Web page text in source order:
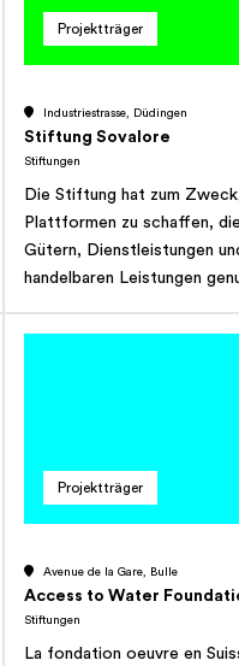
Projektträger
Industriestrasse, Düdingen
Stiftung Sovalore
Stiftungen
Die Stiftung hat zum
Plattformen zu schaffen,
Gütern, Dienstleistungen
handelbaren Leistungen
aufbauen und unterhalten.
Integration - Arbeitsplätze
Beeinträchtigungen
gemeinnützigen Charakter
und Ausbau der
Projektträger
Avenue de la Gare, Bulle
Access to Water
Stiftungen
La fondation oeuvre en